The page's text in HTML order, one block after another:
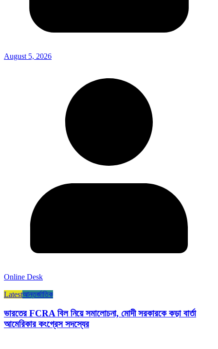
August 5, 2026
Online Desk
Latestআন্তর্জাতিক
ভারতের FCRA বিল নিয়ে সমালোচনা, মোদী সরকারকে কড়া বার্তা
আমেরিকার কংগ্রেস সদস্যের